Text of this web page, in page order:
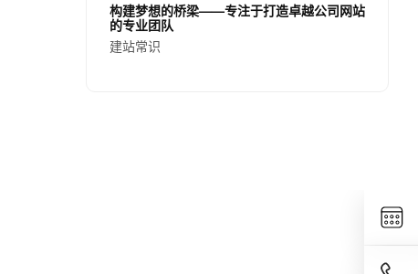
构建梦想的桥梁——专注于打造卓越公司网站
的专业团队
建站常识